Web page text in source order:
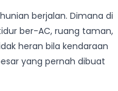
berjalan. Dimana di
ber-AC, ruang taman,
heran bila kendaraan
yang pernah dibuat